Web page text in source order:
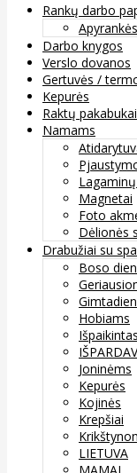
Rankų darbo
Apyrankės
Darbo knygos
Verslo dovanos
Gertuvės /
Kepurės
Raktų pakabukai
Namams
Magnetai
Foto
Dėlionės
Drabužiai su
Boso
Hobiams
Joninėms
Kepurės
Kojinės
Krepšiai
LIETUVA
MAMAI